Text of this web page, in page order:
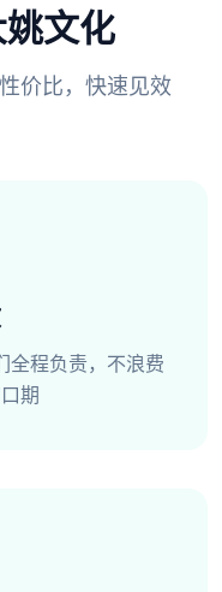
文化
价比，快速见效
全程负责，不浪费
期